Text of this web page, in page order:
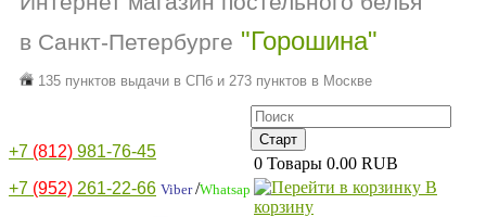
в Санкт-Петербурге "Горошина"
135 пунктов выдачи в СПб и 273 пунктов в Москве
+7 (812) 981-76-45
+7 (952) 261-22-66 Viber/Whatsap
0 Товары 0.00 RUB
В
корзину